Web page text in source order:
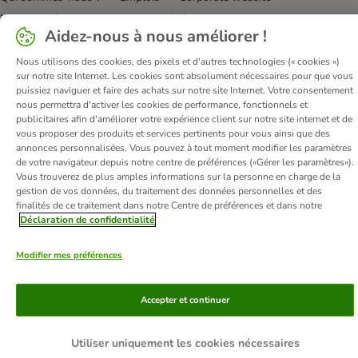
Mentions légales
Conditions Générales de Vente
DSA
Renoncer au contrat ici
Élimination des déchets
Frais et délai de livraison
Confidentialité
Moyens de paiement
Virement bancaire
Déclaration d'accessibilité
© zooplus SE2026
Aidez-nous à nous améliorer !
Nous utilisons des cookies, des pixels et d'autres technologies (« cookies »)
sur notre site Internet. Les cookies sont absolument nécessaires pour que vous
puissiez naviguer et faire des achats sur notre site Internet. Votre consentement
nous permettra d'activer les cookies de performance, fonctionnels et
publicitaires afin d'améliorer votre expérience client sur notre site internet et de
vous proposer des produits et services pertinents pour vous ainsi que des
annonces personnalisées. Vous pouvez à tout moment modifier les paramètres
de votre navigateur depuis notre centre de préférences («Gérer les paramètres»).
Vous trouverez de plus amples informations sur la personne en charge de la
gestion de vos données, du traitement des données personnelles et des
finalités de ce traitement dans notre Centre de préférences et dans notre
Déclaration de confidentialité
Modifier mes préférences
Utiliser uniquement les cookies nécessaires
Accepter et continuer